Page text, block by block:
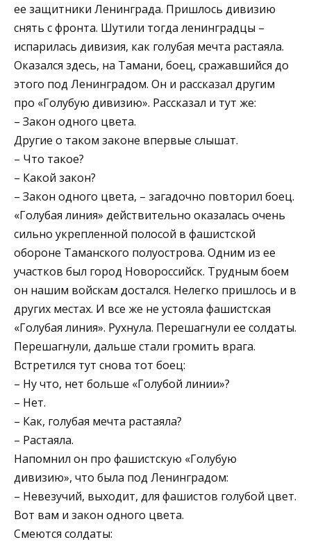
ее защитники Ленинграда. Пришлось дивизию
снять с фронта. Шутили тогда ленинградцы –
испарилась дивизия, как голубая мечта растаяла.
Оказался здесь, на Тамани, боец, сражавшийся до
этого под Ленинградом. Он и рассказал другим
про «Голубую дивизию». Рассказал и тут же:
– Закон одного цвета.
Другие о таком законе впервые слышат.
– Что такое?
– Какой закон?
– Закон одного цвета, – загадочно повторил боец.
«Голубая линия» действительно оказалась очень
сильно укрепленной полосой в фашистской
обороне Таманского полуострова. Одним из ее
участков был город Новороссийск. Трудным боем
он нашим войскам достался. Нелегко пришлось и в
других местах. И все же не устояла фашистская
«Голубая линия». Рухнула. Перешагнули ее солдаты.
Перешагнули, дальше стали громить врага.
Встретился тут снова тот боец:
– Ну что, нет больше «Голубой линии»?
– Нет.
– Как, голубая мечта растаяла?
– Растаяла.
Напомнил он про фашистскую «Голубую
дивизию», что была под Ленинградом:
– Невезучий, выходит, для фашистов голубой цвет.
Вот вам и закон одного цвета.
Смеются солдаты: